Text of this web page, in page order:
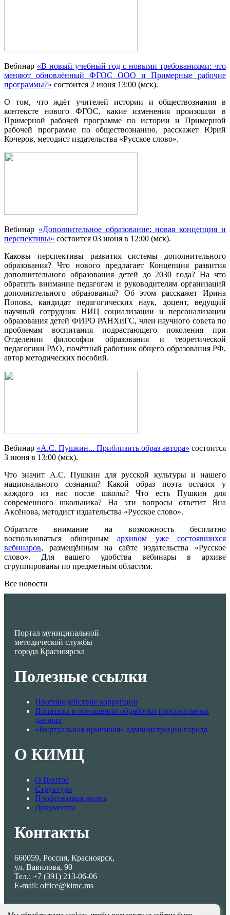
Вебинар «В новый учебный год с новыми требованиями: что
меняют обновлённый ФГОС ООО и Примерные рабочие
программы?» состоится 2 июня 13:00 (мск).
О том, что ждёт учителей истории и обществознания в
контексте нового ФГОС, какие изменения произошли в
Примерной рабочей программе по истории и Примерной
рабочей программе по обществознанию, расскажет Юрий
Кочеров, методист издательства «Русское слово».
Вебинар «Дополнительное образование: новая концепция и
перспективы» состоится 03 июня в 12:00 (мск).
Каковы перспективы развития системы дополнительного
образования? Что нового предлагает Концепция развития
дополнительного образования детей до 2030 года? На что
обратить внимание педагогам и руководителям организаций
дополнительного образования? Об этом расскажет Ирина
Попова, кандидат педагогических наук, доцент, ведущий
научный сотрудник НИЦ социализации и персонализации
образования детей ФИРО РАНХиГС, член научного совета по
проблемам воспитания подрастающего поколения при
Отделении философии образования и теоретической
педагогики РАО, почётный работник общего образования РФ,
автор методических пособий.
Вебинар «А.С. Пушкин... Приблизить образ автора» состоится
3 июня в 13:00 (мск).
Что значит А.С. Пушкин для русской культуры и нашего
национального сознания? Какой образ поэта остался у
каждого из нас после школы? Что есть Пушкин для
современного школьника? На эти вопросы ответит Яна
Аксёнова, методист издательства «Русское слово».
Обратите внимание на возможность бесплатно
воспользоваться обширным архивом уже состоявшихся
вебинаров, размещённым на сайте издательства «Русское
слово». Для вашего удобства вебинары в архиве
сгруппированы по предметным областям.
Все новости
Портал муниципальной
методической службы
города Красноярска
Полезные ссылки
Противодействие коррупции
Политика в отношении обработки персональных
данных
«Виртуальная приемная» администрации города
О КИМЦ
О Центре
Структура
Профсоюзная жизнь
Документы
Контакты
660059, Россия, Красноярск,
ул. Вавилова, 90
Тел.: +7 (391) 213-06-06
E-mail: office@kimc.ms